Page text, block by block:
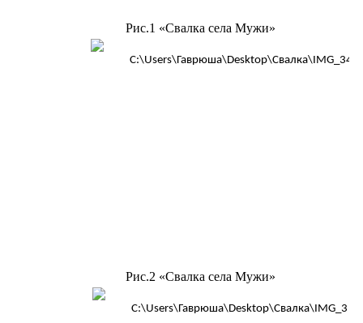
Рис.1 «Свалка села Мужи»
Рис.2 «Свалка села Мужи»